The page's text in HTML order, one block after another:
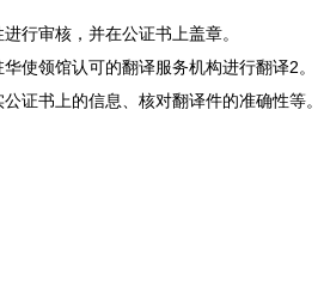
行审核，并在公证书上盖章。
使领馆认可的翻译服务机构进行翻译‌2。
证书上的信息、核对翻译件的准确性等。